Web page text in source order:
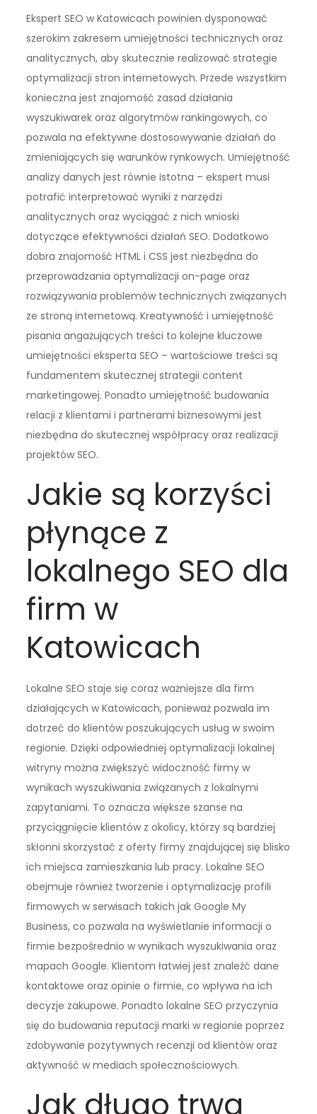
Ekspert SEO w Katowicach powinien dysponować
szerokim zakresem umiejętności technicznych oraz
analitycznych, aby skutecznie realizować strategie
optymalizacji stron internetowych. Przede wszystkim
konieczna jest znajomość zasad działania
wyszukiwarek oraz algorytmów rankingowych, co
pozwala na efektywne dostosowywanie działań do
zmieniających się warunków rynkowych. Umiejętność
analizy danych jest równie istotna – ekspert musi
potrafić interpretować wyniki z narzędzi
analitycznych oraz wyciągać z nich wnioski
dotyczące efektywności działań SEO. Dodatkowo
dobra znajomość HTML i CSS jest niezbędna do
przeprowadzania optymalizacji on-page oraz
rozwiązywania problemów technicznych związanych
ze stroną internetową. Kreatywność i umiejętność
pisania angażujących treści to kolejne kluczowe
umiejętności eksperta SEO – wartościowe treści są
fundamentem skutecznej strategii content
marketingowej. Ponadto umiejętność budowania
relacji z klientami i partnerami biznesowymi jest
niezbędna do skutecznej współpracy oraz realizacji
projektów SEO.
Jakie są korzyści
płynące z
lokalnego SEO dla
firm w
Katowicach
Lokalne SEO staje się coraz ważniejsze dla firm
działających w Katowicach, ponieważ pozwala im
dotrzeć do klientów poszukujących usług w swoim
regionie. Dzięki odpowiedniej optymalizacji lokalnej
witryny można zwiększyć widoczność firmy w
wynikach wyszukiwania związanych z lokalnymi
zapytaniami. To oznacza większe szanse na
przyciągnięcie klientów z okolicy, którzy są bardziej
skłonni skorzystać z oferty firmy znajdującej się blisko
ich miejsca zamieszkania lub pracy. Lokalne SEO
obejmuje również tworzenie i optymalizację profili
firmowych w serwisach takich jak Google My
Business, co pozwala na wyświetlanie informacji o
firmie bezpośrednio w wynikach wyszukiwania oraz
mapach Google. Klientom łatwiej jest znaleźć dane
kontaktowe oraz opinie o firmie, co wpływa na ich
decyzje zakupowe. Ponadto lokalne SEO przyczynia
się do budowania reputacji marki w regionie poprzez
zdobywanie pozytywnych recenzji od klientów oraz
aktywność w mediach społecznościowych.
Jak długo trwa